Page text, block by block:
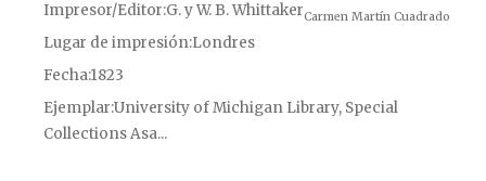
Carmen Martín Cuadrado
Impresor/Editor G. y W. B. Whittaker
Lugar de impresiónLondres
Fecha1823
Ejemplar University of Michigan Library, Special
Collections Asa...